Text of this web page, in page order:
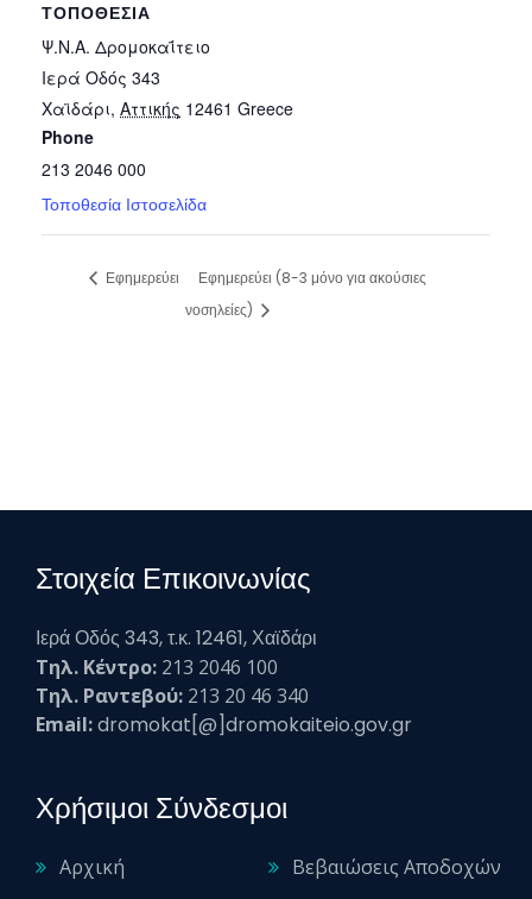
ΤΟΠΟΘΕΣΊΑ
Ψ.Ν.Α. Δρομοκαΐτειο
Ιερά Οδός 343
Χαϊδάρι, Αττικής 12461 Greece
Phone
213 2046 000
Τοποθεσία Ιστοσελίδα
Εφημερεύει
Εφημερεύει (8-3 μόνο για ακούσιες
νοσηλείες)
Στοιχεία Επικοινωνίας
Ιερά Οδός 343, τ.κ. 12461, Χαϊδάρι
Τηλ. Κέντρο: 213 2046 100
Τηλ. Ραντεβού: 213 20 46 340
Email:dromokat[@]dromokaiteio.gov.gr
Χρήσιμοι Σύνδεσμοι
Αρχική
Βεβαιώσεις Αποδοχών